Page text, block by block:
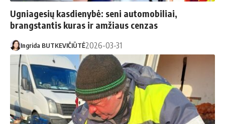
Ugniagesių kasdienybė: seni automobiliai,
brangstantis kuras ir amžiaus cenzas
Ingrida BUTKEVIČIŪTĖ2026-03-31